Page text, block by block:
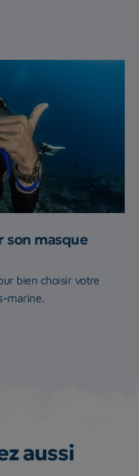
son masque
bien choisir votre
marine.
aussi